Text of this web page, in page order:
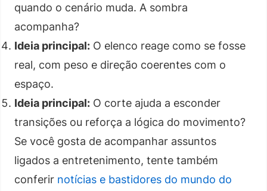
quando o cenário muda. A sombra
acompanha?
Ideia principal: O elenco reage como se fosse
real, com peso e direção coerentes com o
espaço.
Ideia principal: O corte ajuda a esconder
transições ou reforça a lógica do movimento?
Se você gosta de acompanhar assuntos
ligados a entretenimento, tente também
conferir notícias e bastidores do mundo do